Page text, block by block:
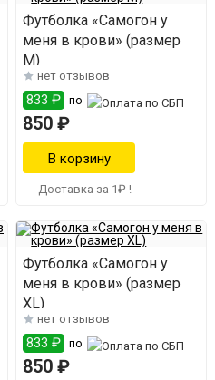
Футболка «Самогон у
меня в крови» (размер
M)
нет отзывов
833 ₽ по
850 ₽
Доставка за 1₽ !
Футболка «Самогон у
меня в крови» (размер
XL)
нет отзывов
833 ₽ по
850 ₽